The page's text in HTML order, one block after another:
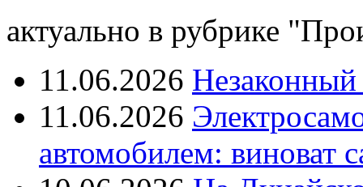
актуально в рубрике
11.06.2026
11.06.2026
автомобилем: виноват